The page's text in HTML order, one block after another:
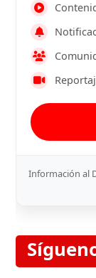
Información al